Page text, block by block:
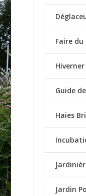
Faire
Guide
Haies
Jardin